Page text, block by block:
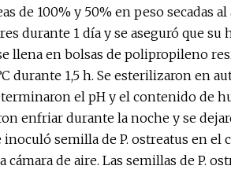
de 100% y 50% en peso secadas al
durante 1 día y se aseguró que su
llena en bolsas de polipropileno
durante 1,5 h. Se esterilizaron en
el pH y el contenido de
enfriar durante la noche y se
semilla de P. ostreatus en el
de aire. Las semillas de P.